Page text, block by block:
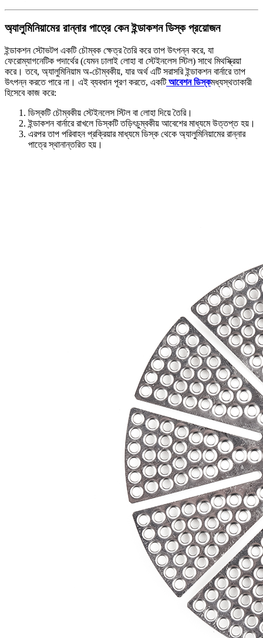
অ্যালুমিনিয়ামের রান্নার পাত্রে কেন ইন্ডাকশন ডিস্ক প্রয়োজন
ইন্ডাকশন স্টোভটপ একটি চৌম্বক ক্ষেত্র তৈরি করে তাপ উৎপন্ন করে, যা
ফেরোম্যাগনেটিক পদার্থের (যেমন ঢালাই লোহা বা স্টেইনলেস স্টিল) সাথে মিথস্ক্রিয়া
করে। তবে, অ্যালুমিনিয়াম অ-চৌম্বকীয়, যার অর্থ এটি সরাসরি ইন্ডাকশন বার্নারে তাপ
উৎপন্ন করতে পারে না। এই ব্যবধান পূরণ করতে, একটি আবেশন ডিস্কমধ্যস্থতাকারী
হিসেবে কাজ করে:
ডিস্কটি চৌম্বকীয় স্টেইনলেস স্টিল বা লোহা দিয়ে তৈরি।
ইন্ডাকশন বার্নারে রাখলে ডিস্কটি তড়িৎচুম্বকীয় আবেশের মাধ্যমে উত্তপ্ত হয়।
এরপর তাপ পরিবাহন প্রক্রিয়ার মাধ্যমে ডিস্ক থেকে অ্যালুমিনিয়ামের রান্নার
পাত্রে স্থানান্তরিত হয়।